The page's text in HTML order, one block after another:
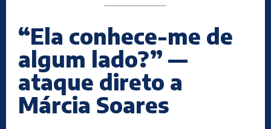
“Ela conhece-me de
algum lado?” —
ataque direto a
Márcia Soares